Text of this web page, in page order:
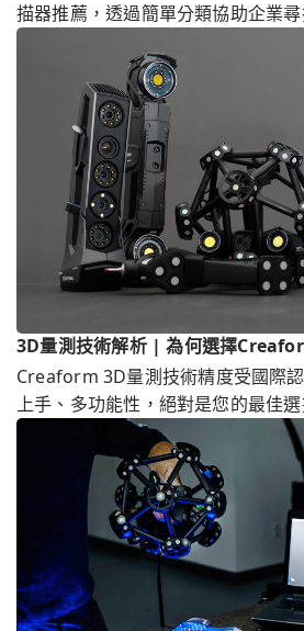
描器推薦，透過簡單分類協助企業
3D量測技術解析 | 為何選擇
Creaform 3D量測技術精度受國際
上手、多功能性，絕對是您的最佳選